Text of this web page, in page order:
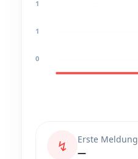
1
1
0
↯
Erste Meldung
—